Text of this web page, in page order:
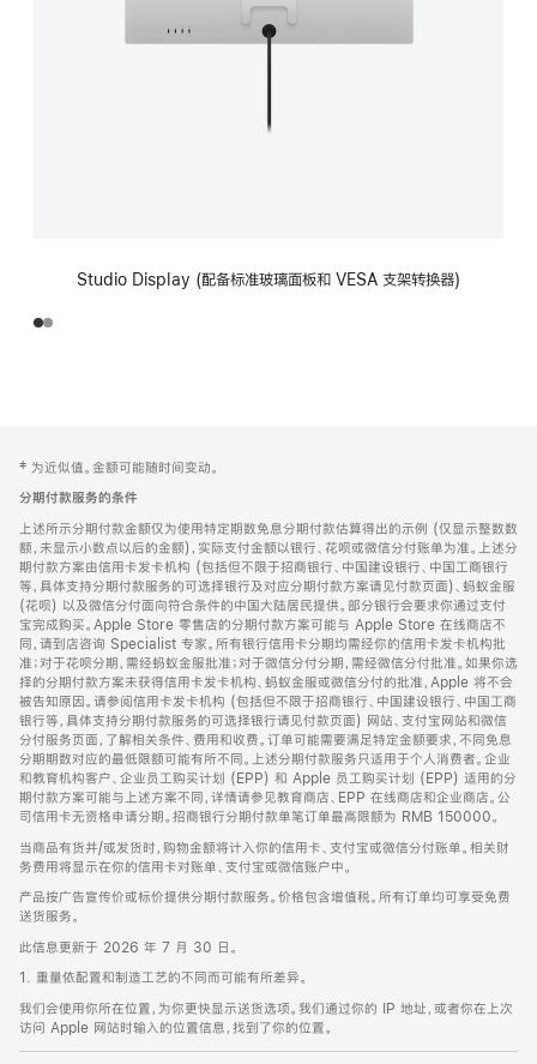
Studio Display (配备标准玻璃面板和 VESA 支架转换器)
页
页
脚
注
‡ 为近似值。金额可能随时间变动。
分期付款服务的条件
上述所示分期付款金额仅为使用特定期数免息分期付款估算得出的示例 (仅显示整数数
额，未显示小数点以后的金额)，实际支付金额以银行、花呗或微信分付账单为准。上述分
期付款方案由信用卡发卡机构 (包括但不限于招商银行、中国建设银行、中国工商银行
等，具体支持分期付款服务的可选择银行及对应分期付款方案请见付款页面)、蚂蚁金服
(花呗) 以及微信分付面向符合条件的中国大陆居民提供。部分银行会要求你通过支付
宝完成购买。Apple Store 零售店的分期付款方案可能与 Apple Store 在线商店不
同，请到店咨询 Specialist 专家。所有银行信用卡分期均需经你的信用卡发卡机构批
准；对于花呗分期，需经蚂蚁金服批准；对于微信分付分期，需经微信分付批准。如果你选
择的分期付款方案未获得信用卡发卡机构、蚂蚁金服或微信分付的批准，Apple 将不会
被告知原因。请参阅信用卡发卡机构 (包括但不限于招商银行、中国建设银行、中国工商
银行等，具体支持分期付款服务的可选择银行请见付款页面) 网站、支付宝网站和微信
分付服务页面，了解相关条件、费用和收费。订单可能需要满足特定金额要求，不同免息
分期期数对应的最低限额可能有所不同。上述分期付款服务只适用于个人消费者。企业
和教育机构客户、企业员工购买计划 (EPP) 和 Apple 员工购买计划 (EPP) 适用的分
期付款方案可能与上述方案不同，详情请参见教育商店、EPP 在线商店和企业商店。公
司信用卡无资格申请分期。招商银行分期付款单笔订单最高限额为 RMB 150000。
当商品有货并/或发货时，购物金额将计入你的信用卡、支付宝或微信分付账单。相关财
务费用将显示在你的信用卡对账单、支付宝或微信账户中。
产品按广告宣传价或标价提供分期付款服务。价格包含增值税。所有订单均可享受免费
送货服务。
此信息更新于 2026 年 7 月 30 日。
1. 重量依配置和制造工艺的不同而可能有所差异。
我们会使用你所在位置，为你更快显示送货选项。我们通过你的 IP 地址，或者你在上次
访问 Apple 网站时输入的位置信息，找到了你的位置。